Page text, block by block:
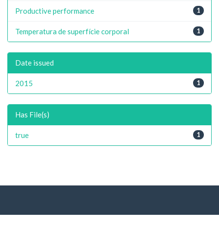
1
Productive performance
1
Temperatura de superfície corporal
Date issued
1
2015
Has File(s)
1
true